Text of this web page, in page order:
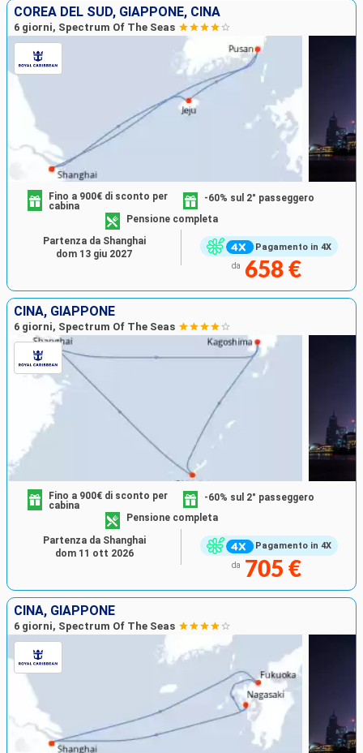
COREA DEL SUD, GIAPPONE, CINA
6 giorni, Spectrum Of The Seas
Pagamento in 4X
Fino a 900€ di sconto per
cabina
-60% sul 2° passeggero
Pensione completa
da 658 €
Partenza da Shanghai
dom 13 giu 2027
CINA, GIAPPONE
6 giorni, Spectrum Of The Seas
Pagamento in 4X
Fino a 900€ di sconto per
cabina
-60% sul 2° passeggero
Pensione completa
da 705 €
Partenza da Shanghai
dom 11 ott 2026
CINA, GIAPPONE
6 giorni, Spectrum Of The Seas